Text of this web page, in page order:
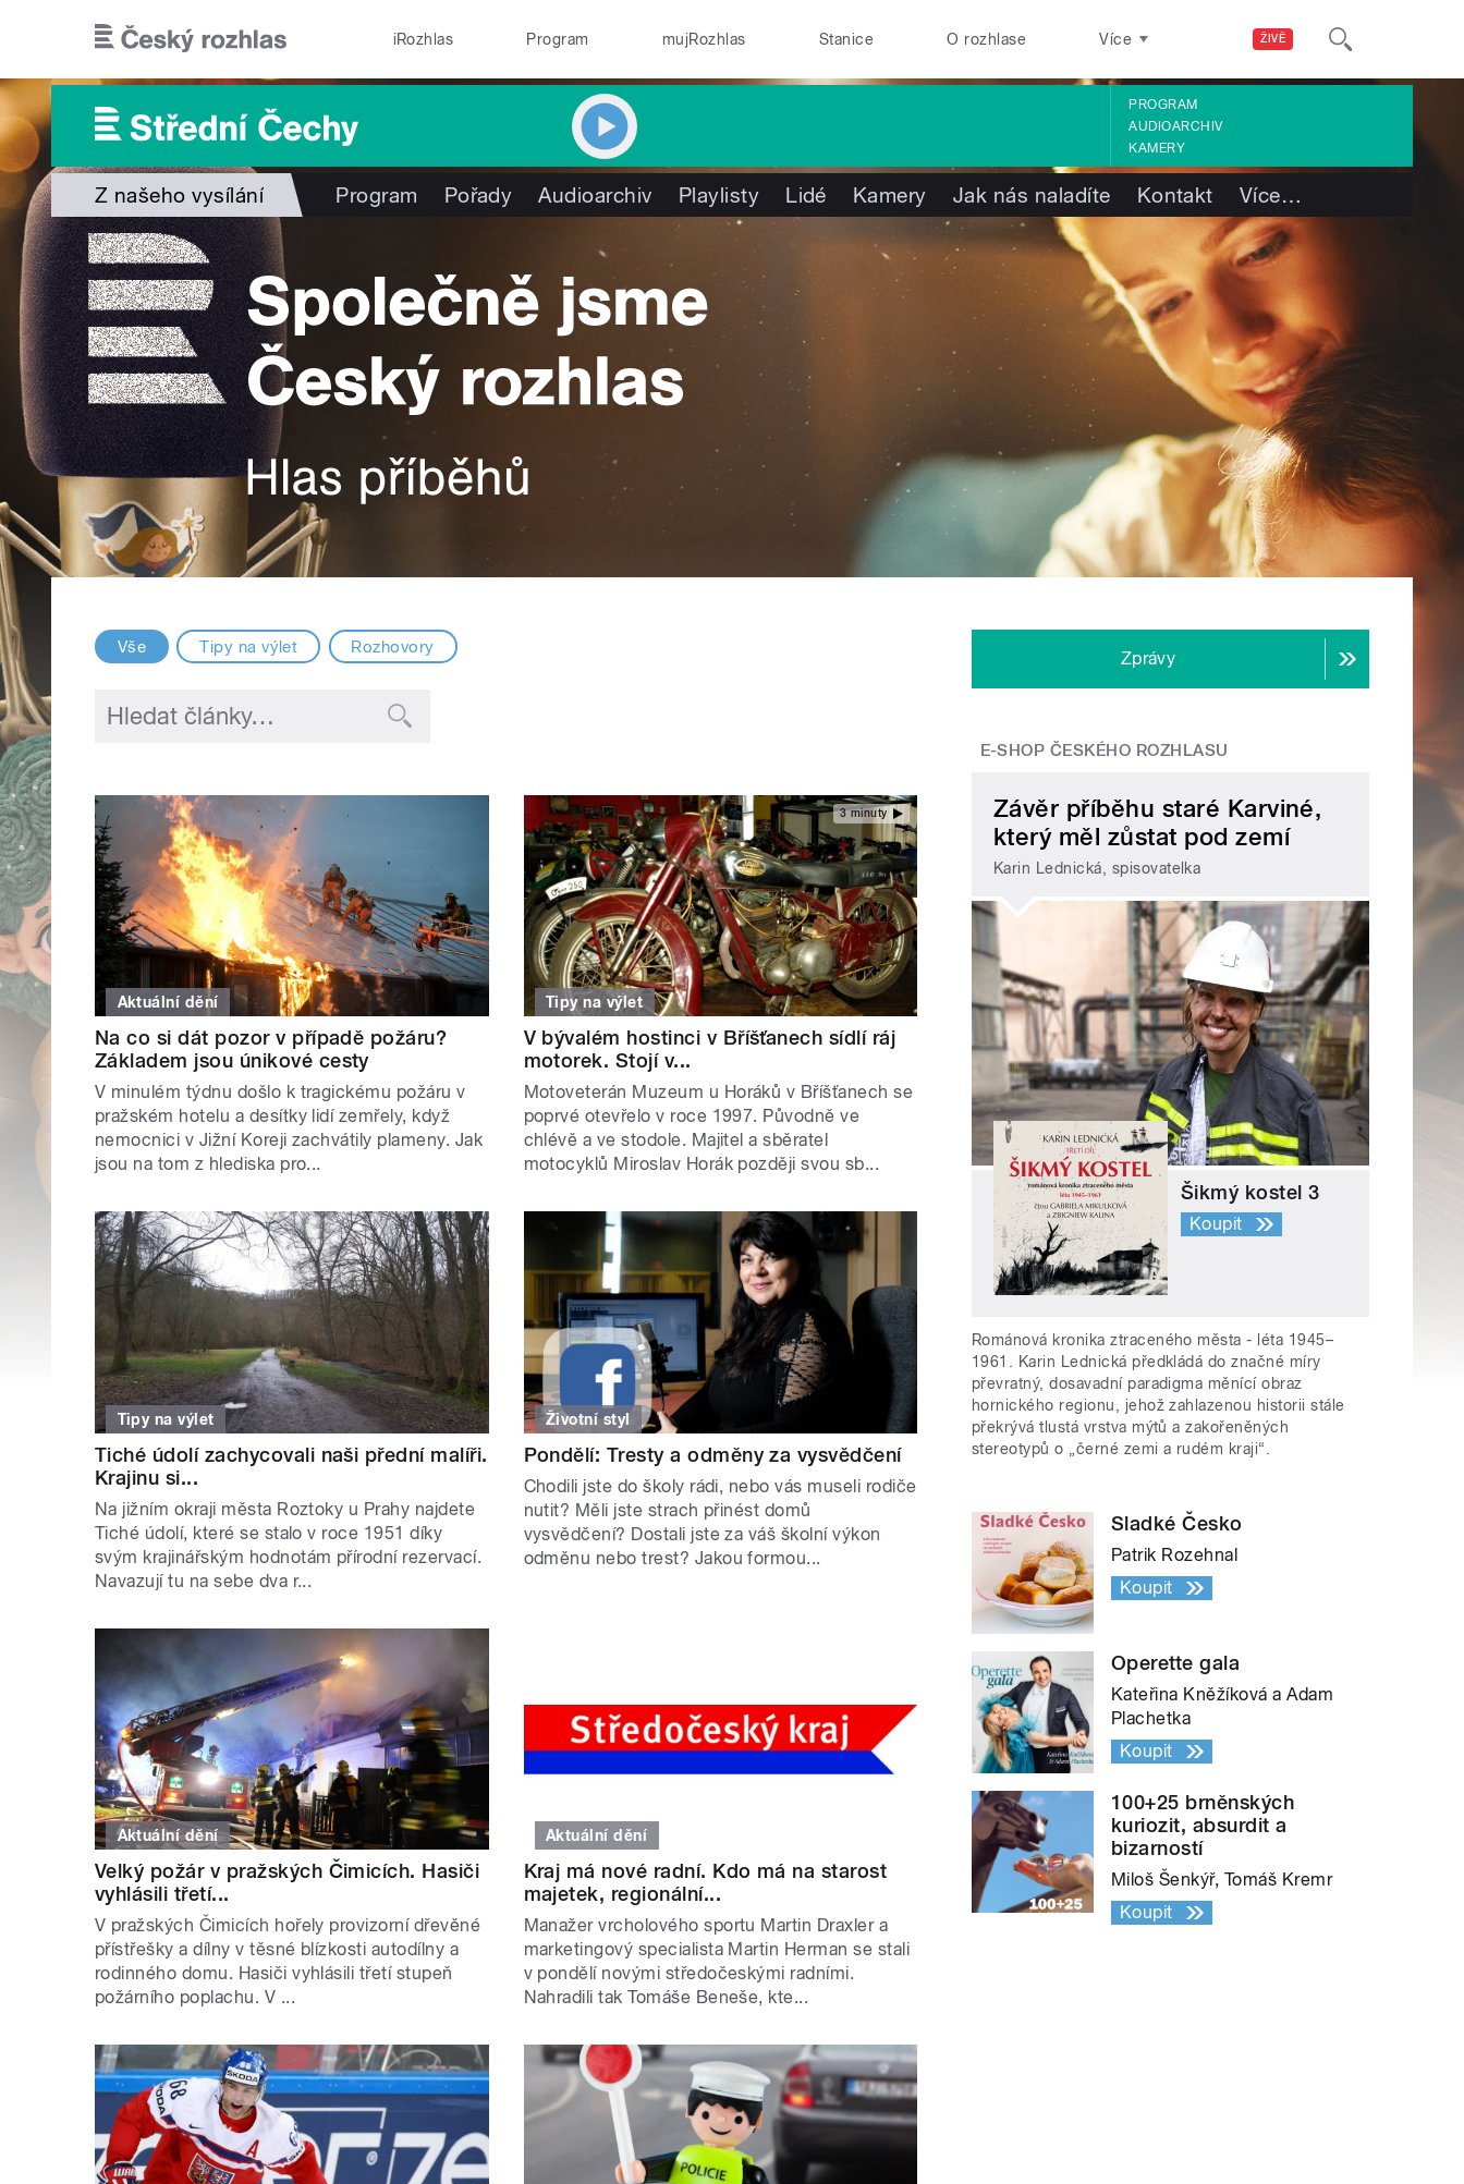
ŽIVĚ
iRozhlas Program mujRozhlas Stanice O rozhlase Více
PROGRAM
AUDIOARCHIV
KAMERY
Z našeho vysílání Program Pořady Audioarchiv Playlisty Lidé Kamery Jak nás naladíte Kontakt Více…
Vše Tipy na výlet Rozhovory
Aktuální dění
Na co si dát pozor v případě požáru?
Základem jsou únikové cesty
V minulém týdnu došlo k tragickému požáru v
pražském hotelu a desítky lidí zemřely, když
nemocnici v Jižní Koreji zachvátily plameny. Jak
jsou na tom z hlediska pro...
3 minuty
Tipy na výlet
V bývalém hostinci v Bříšťanech sídlí ráj
motorek. Stojí v...
Motoveterán Muzeum u Horáků v Bříšťanech se
poprvé otevřelo v roce 1997. Původně ve
chlévě a ve stodole. Majitel a sběratel
motocyklů Miroslav Horák později svou sb...
Tipy na výlet
Tiché údolí zachycovali naši přední malíři.
Krajinu si...
Na jižním okraji města Roztoky u Prahy najdete
Tiché údolí, které se stalo v roce 1951 díky
svým krajinářským hodnotám přírodní rezervací.
Navazují tu na sebe dva r...
Životní styl
Pondělí: Tresty a odměny za vysvědčení
Chodili jste do školy rádi, nebo vás museli rodiče
nutit? Měli jste strach přinést domů
vysvědčení? Dostali jste za váš školní výkon
odměnu nebo trest? Jakou formou...
Aktuální dění
Velký požár v pražských Čimicích. Hasiči
vyhlásili třetí...
V pražských Čimicích hořely provizorní dřevěné
přístřešky a dílny v těsné blízkosti autodílny a
rodinného domu. Hasiči vyhlásili třetí stupeň
požárního poplachu. V ...
Aktuální dění
Kraj má nové radní. Kdo má na starost
majetek, regionální...
Manažer vrcholového sportu Martin Draxler a
marketingový specialista Martin Herman se stali
v pondělí novými středočeskými radními.
Nahradili tak Tomáše Beneše, kte...
Zprávy
E-SHOP ČESKÉHO ROZHLASU
Závěr příběhu staré Karviné,
který měl zůstat pod zemí
Karin Lednická, spisovatelka
Šikmý kostel 3
Koupit
Románová kronika ztraceného města - léta 1945–
1961. Karin Lednická předkládá do značné míry
převratný, dosavadní paradigma měnící obraz
hornického regionu, jehož zahlazenou historii stále
překrývá tlustá vrstva mýtů a zakořeněných
stereotypů o „černé zemi a rudém kraji“.
Sladké Česko
Patrik Rozehnal
Koupit
Operette gala
Kateřina Kněžíková a Adam
Plachetka
Koupit
100+25 brněnských
kuriozit, absurdit a
bizarností
Miloš Šenkýř, Tomáš Kremr
Koupit